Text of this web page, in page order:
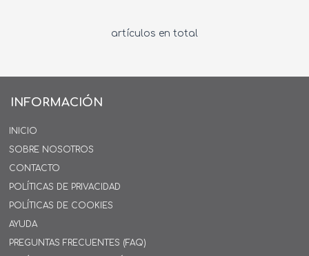
artículos en total
INFORMACIÓN
INICIO
SOBRE NOSOTROS
CONTACTO
POLÍTICAS DE PRIVACIDAD
POLÍTICAS DE COOKIES
AYUDA
PREGUNTAS FRECUENTES (FAQ)